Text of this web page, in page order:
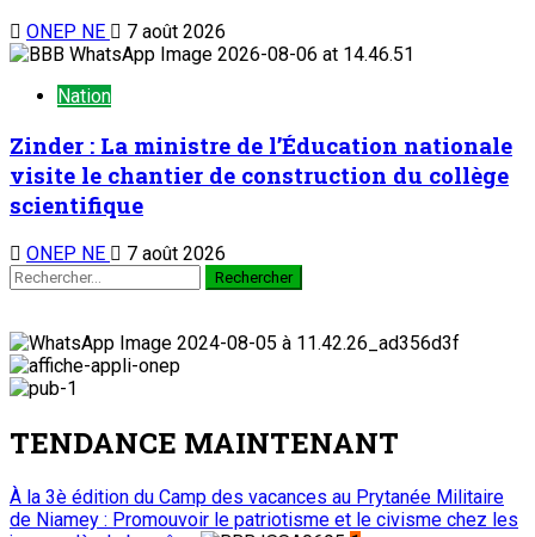
ONEP NE 7 août 2026
Nation
Zinder : La ministre de l’Éducation nationale
visite le chantier de construction du collège
scientifique
ONEP NE 7 août 2026
TENDANCE MAINTENANT
À la 3è édition du Camp des vacances au Prytanée Militaire
de Niamey : Promouvoir le patriotisme et le civisme chez les